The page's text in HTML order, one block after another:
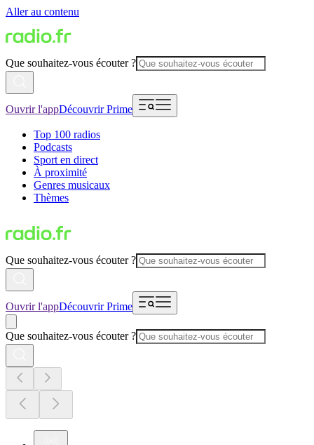
Aller au contenu
Que souhaitez-vous écouter ?
Ouvrir l'appDécouvrir Prime
Top 100 radios
Podcasts
Sport en direct
À proximité
Genres musicaux
Thèmes
Que souhaitez-vous écouter ?
Ouvrir l'appDécouvrir Prime
Que souhaitez-vous écouter ?